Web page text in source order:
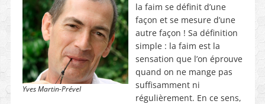
Yves Martin-Prével
la faim se définit d’une
façon et se mesure d’une
autre façon ! Sa définition
simple : la faim est la
sensation que l’on éprouve
quand on ne mange pas
suffisamment ni
régulièrement. En ce sens,